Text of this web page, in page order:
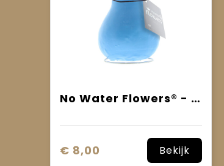
No Water Flowers® - Waxz® Colours
€ 8,00 Bekijk